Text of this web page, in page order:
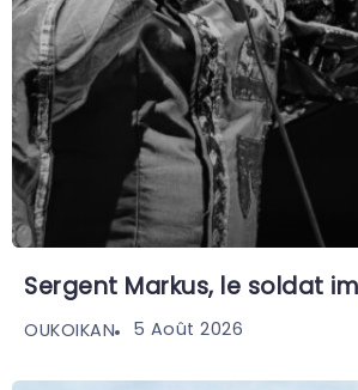
Sergent Markus, le soldat
OUKOIKAN 5 Août 2026